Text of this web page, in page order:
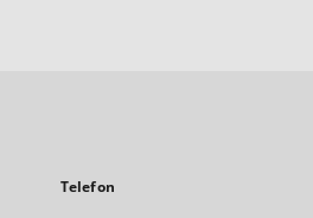
Telefon